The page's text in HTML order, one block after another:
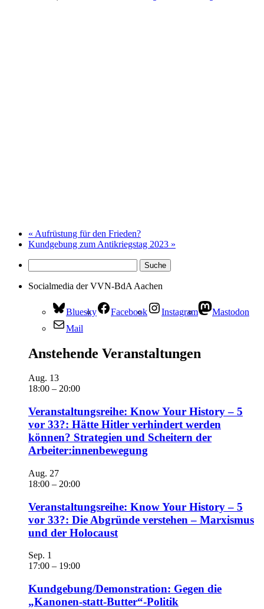
« Aufrüstung für den Frieden?
Kundgebung zum Antikriegstag 2023 »
Socialmedia der VVN-BdA Aachen
Bluesky Facebook Instagram
Mastodon
Mail
Anstehende Veranstaltungen
Aug. 13
18:00 – 20:00
Veranstaltungsreihe: Know Your History – 5
vor 33?: Hätte Hitler verhindert werden
können? Strategien und Scheitern der
Arbeiter:innenbewegung
Aug. 27
18:00 – 20:00
Veranstaltungsreihe: Know Your History – 5
vor 33?: Die Abgründe verstehen – Marxismus
und der Holocaust
Sep. 1
17:00 – 19:00
Kundgebung/Demonstration: Gegen die
„Kanonen-statt-Butter“-Politik